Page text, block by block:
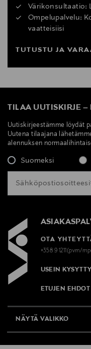
Värikonsultaatio:
Ompelupalvelu:
vaatteisiisi
TUTUSTU JA
TILAA UUTISKIRJE –
Uutiskirjeestämme löydät
Uutena tilaajana
alennuksen
Suomeksi
OTA
+358 9 1211(pvm/
USEIN
ETUJEN EHDOT
NÄYTÄ VALIKKO